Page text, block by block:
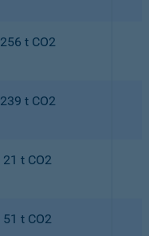
256 t CO2
239 t CO2
21 t CO2
51 t CO2